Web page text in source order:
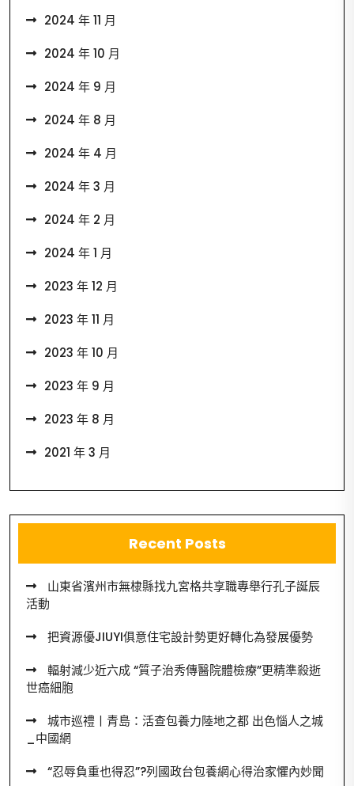
2024 年 11 月
2024 年 10 月
2024 年 9 月
2024 年 8 月
2024 年 4 月
2024 年 3 月
2024 年 2 月
2024 年 1 月
2023 年 12 月
2023 年 11 月
2023 年 10 月
2023 年 9 月
2023 年 8 月
2021 年 3 月
Recent Posts
山東省濱州市無棣縣找九宮格共享職專舉行孔子誕辰
活動
把資源優JIUYI俱意住宅設計勢更好轉化為發展優勢
輻射減少近六成 “質子治秀傳醫院體檢療”更精準殺逝
世癌細胞
城市巡禮丨青島：活查包養力陸地之都 出色惱人之城
_中國網
“忍辱負重也得忍”?列國政台包養網心得治家懼內妙聞